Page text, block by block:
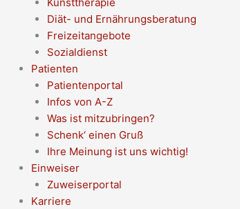
Diät- und Ernährungsberatung
Freizeitangebote
Sozialdienst
Patienten
Patientenportal
Infos von A-Z
Was ist mitzubringen?
Schenk‘ einen Gruß
Ihre Meinung ist uns wichtig!
Einweiser
Zuweiserportal
Karriere